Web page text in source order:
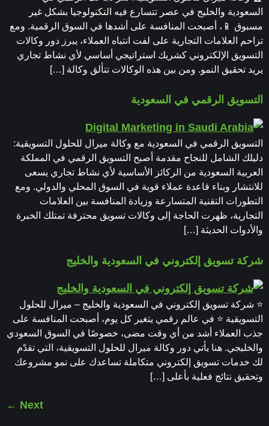
السعودية والخليج في عصر تتسارع فيه التكنولوجيا بشكل غير
مسبوق 📱، أصبحت المنافسة على أشدها في السوق الرقمية. ومع
تزاحم العلامات التجارية على لفت انتباه العملاء، يبرز دور وكالات
التسويق الإلكتروني كشريك استراتيجي أساسي لأي نشاط تجاري
يريد تحقيق النمو. ومن بين هذه الوكالات تتألق وكالة […]
التسويق الرقمي في السعودية
التسويق الرقمي في السعودية مع وكالة ميرال للحلول التسويقية:
دليلك الشامل للنجاح مقدمة أصبح التسويق الرقمي في المملكة
العربية السعودية من الركائز الأساسية لأي نشاط تجاري يسعى
للانتشار وبناء قاعدة عملاء قوية في السوق المحلي والدولي. ومع
التطورات التقنية المتسارعة وزيادة المنافسة بين العلامات
التجارية، ظهرت الحاجة إلى وكالات تسويق محترفة تمتلك الخبرة
والأدوات الحديثة […]
شركة تسويق إلكتروني في السعودية والخليج
⭐ شركة تسويق إلكتروني في السعودية والخليج – ميرال للحلول
التسويقية ⭐ في عالم رقمي يتغير كل يوم، أصبحت المنافسة على
جذب العملاء أشد من أي وقت مضى، خصوصًا في السوق السعودي
والخليجي. هنا يأتي دور وكالة ميرال للحلول التسويقية، التي تقدّم
لك خدمات تسويق إلكتروني متكاملة تساعدك على نمو مشروعك
وتحقيق نتائج فعلية بأعلى […]
Next
←